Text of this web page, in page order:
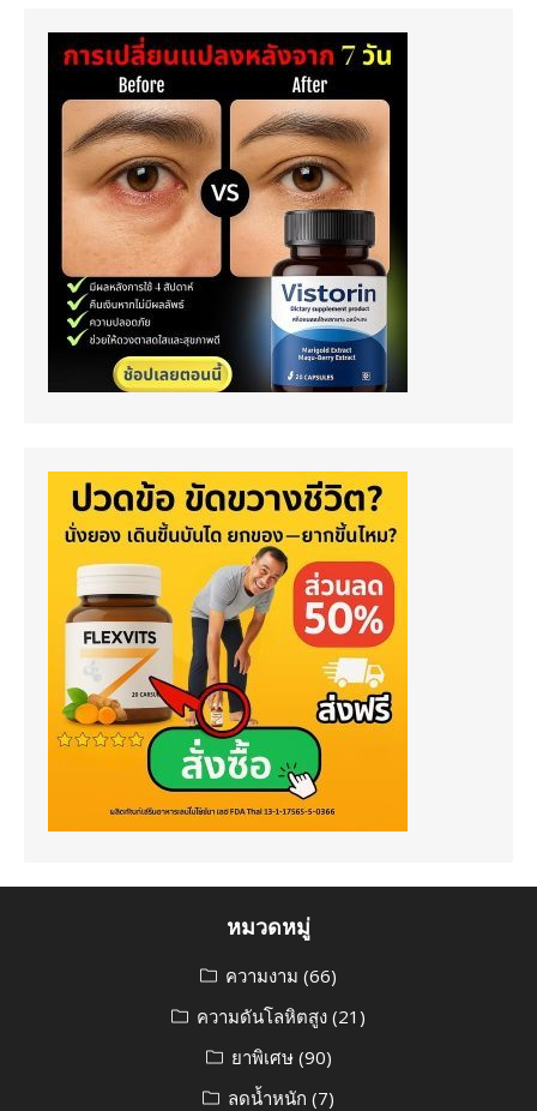
หมวดหมู่
ความงาม (66)
ความดันโลหิตสูง (21)
ยาพิเศษ(90)
ลดน้ำหนัก (7)